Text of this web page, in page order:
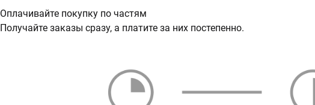
Оплачивайте покупку по частям
Получайте заказы сразу, а платите за них постепенно.